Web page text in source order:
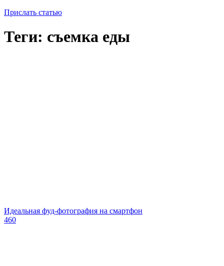
Прислать статью
Теги: съемка еды
Идеальная фуд-фотография на смартфон
460